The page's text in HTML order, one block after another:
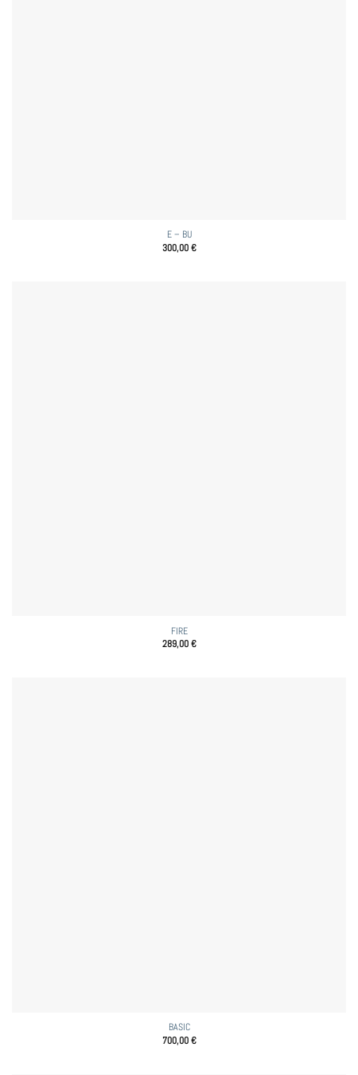
E – BU
300,00€
FIRE
289,00€
BASIC
700,00€